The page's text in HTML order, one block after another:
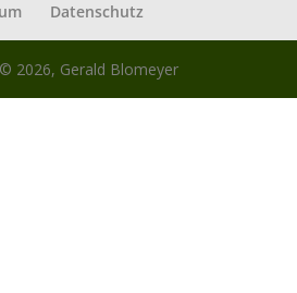
Datenschutz
2026, Gerald Blomeyer